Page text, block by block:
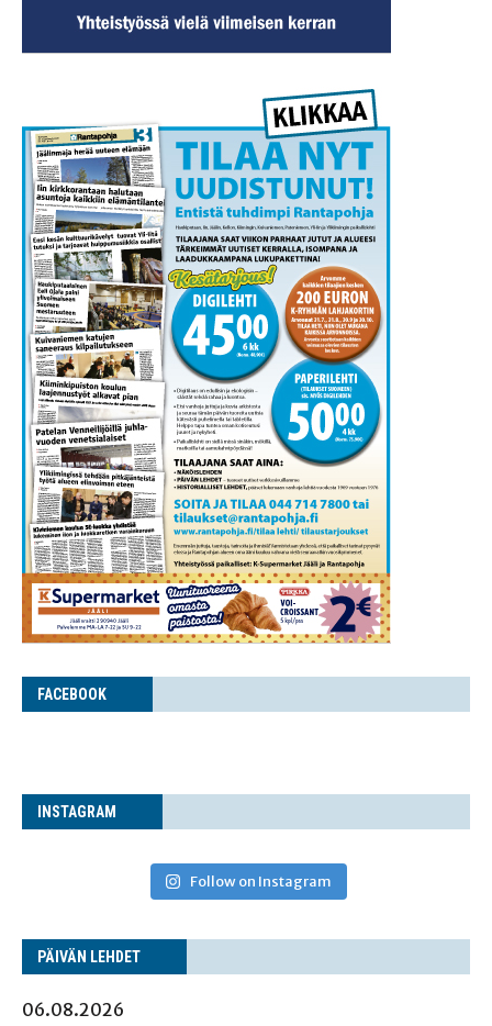
FACE­BOOK
INS­TA­GRAM
Follow on Instagram
PÄI­VÄN LEHDET
06.08.2026